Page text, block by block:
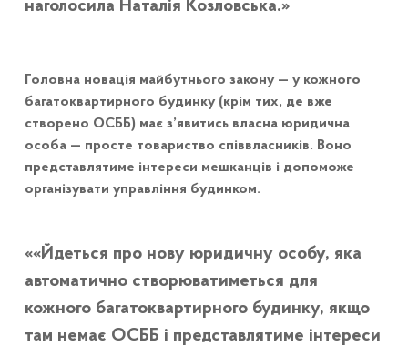
наголосила Наталія Козловська.
Головна новація майбутнього закону — у кожного
багатоквартирного будинку (крім тих, де вже
створено ОСББ) має з’явитись власна юридична
особа — просте товариство співвласників. Воно
представлятиме інтереси мешканців і допоможе
організувати управління будинком.
«Йдеться про нову юридичну особу, яка
автоматично створюватиметься для
кожного багатоквартирного будинку, якщо
там немає ОСББ і представлятиме інтереси